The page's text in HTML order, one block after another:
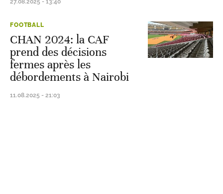
27.08.2025 - 13:40
FOOTBALL
CHAN 2024: la CAF
prend des décisions
fermes après les
débordements à Nairobi
11.08.2025 - 21:03